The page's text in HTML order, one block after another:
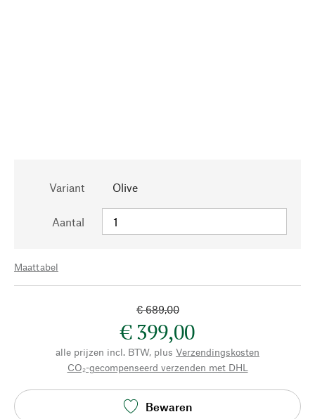
Variant Olive
Aantal
Maattabel
€ 689,00
€ 399,00
alle prijzen incl. BTW, plus Verzendingskosten
CO₂-gecompenseerd verzenden met DHL
Bewaren